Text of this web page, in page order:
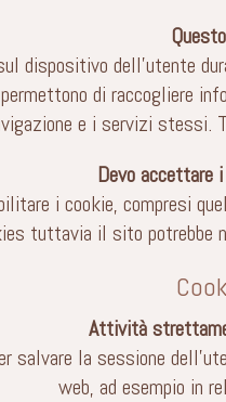
dispositivo dell’utente
di raccogliere
e i servizi stessi.
Devo accettare
i cookie, compresi
tuttavia il sito potrebbe
Attività
salvare la sessione
web, ad esempio in